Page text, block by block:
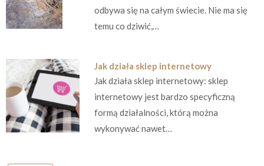
odbywa się na całym świecie. Nie ma się
temu co dziwić,…
Jak działa sklep internetowy
Jak działa sklep internetowy: sklep
internetowy jest bardzo specyficzną
formą działalności, którą można
wykonywać nawet…